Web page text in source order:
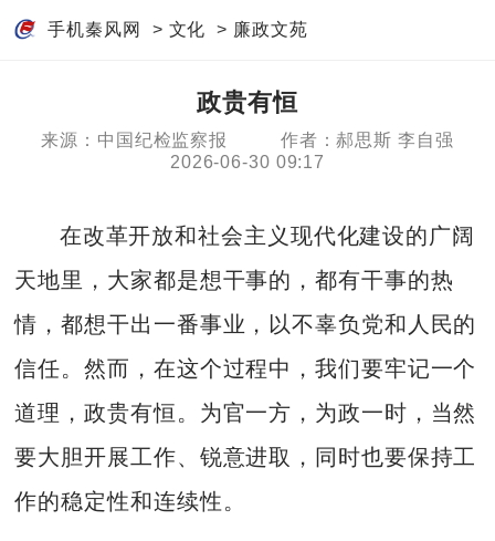
手机秦风网 > 文化 > 廉政文苑
政贵有恒
来源：中国纪检监察报
作者：郝思斯 李自强
2026-06-30 09:17
在改革开放和社会主义现代化建设的广阔
天地里，大家都是想干事的，都有干事的热
情，都想干出一番事业，以不辜负党和人民的
信任。然而，在这个过程中，我们要牢记一个
道理，政贵有恒。为官一方，为政一时，当然
要大胆开展工作、锐意进取，同时也要保持工
作的稳定性和连续性。